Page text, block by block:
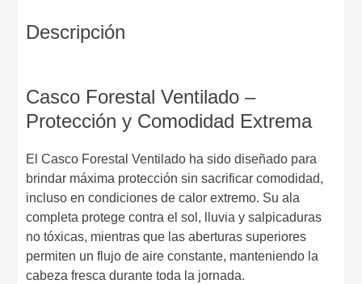
Descripción
Casco Forestal Ventilado –
Protección y Comodidad Extrema
El Casco Forestal Ventilado ha sido diseñado para
brindar máxima protección sin sacrificar comodidad,
incluso en condiciones de calor extremo. Su ala
completa protege contra el sol, lluvia y salpicaduras
no tóxicas, mientras que las aberturas superiores
permiten un flujo de aire constante, manteniendo la
cabeza fresca durante toda la jornada.